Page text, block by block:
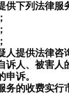
下列法律服
提供法律咨
诉人、被害人
诉。
的收费实行